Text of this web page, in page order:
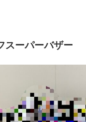
スーパーバザー